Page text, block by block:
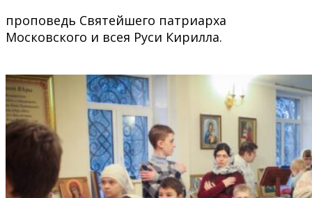
проповедь Святейшего патриарха
Московского и всея Руси Кирилла.